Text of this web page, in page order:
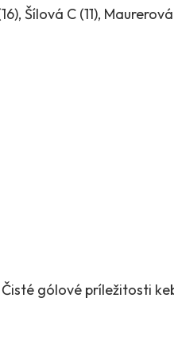
Šílová C (11),
gólové príležitosti